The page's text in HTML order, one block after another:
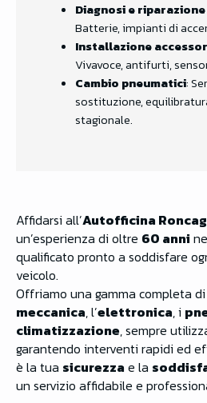
Diagnosi e
Batterie, impianti di
Installazione
Vivavoce, antifurti,
Cambio pneumatici:
sostituzione,
stagionale.
Affidarsi all’Autofficina
un’esperienza di oltre 60 anni
qualificato pronto a soddisfare
veicolo.
Offriamo una gamma completa
meccanica, l’elettronica, i
climatizzazione, sempre
garantendo interventi rapidi ed
è la tua sicurezza e la
un servizio affidabile e